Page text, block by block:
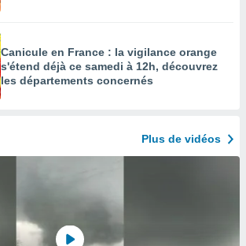
Canicule en France : la vigilance orange
s'étend déjà ce samedi à 12h, découvrez
les départements concernés
Plus de vidéos